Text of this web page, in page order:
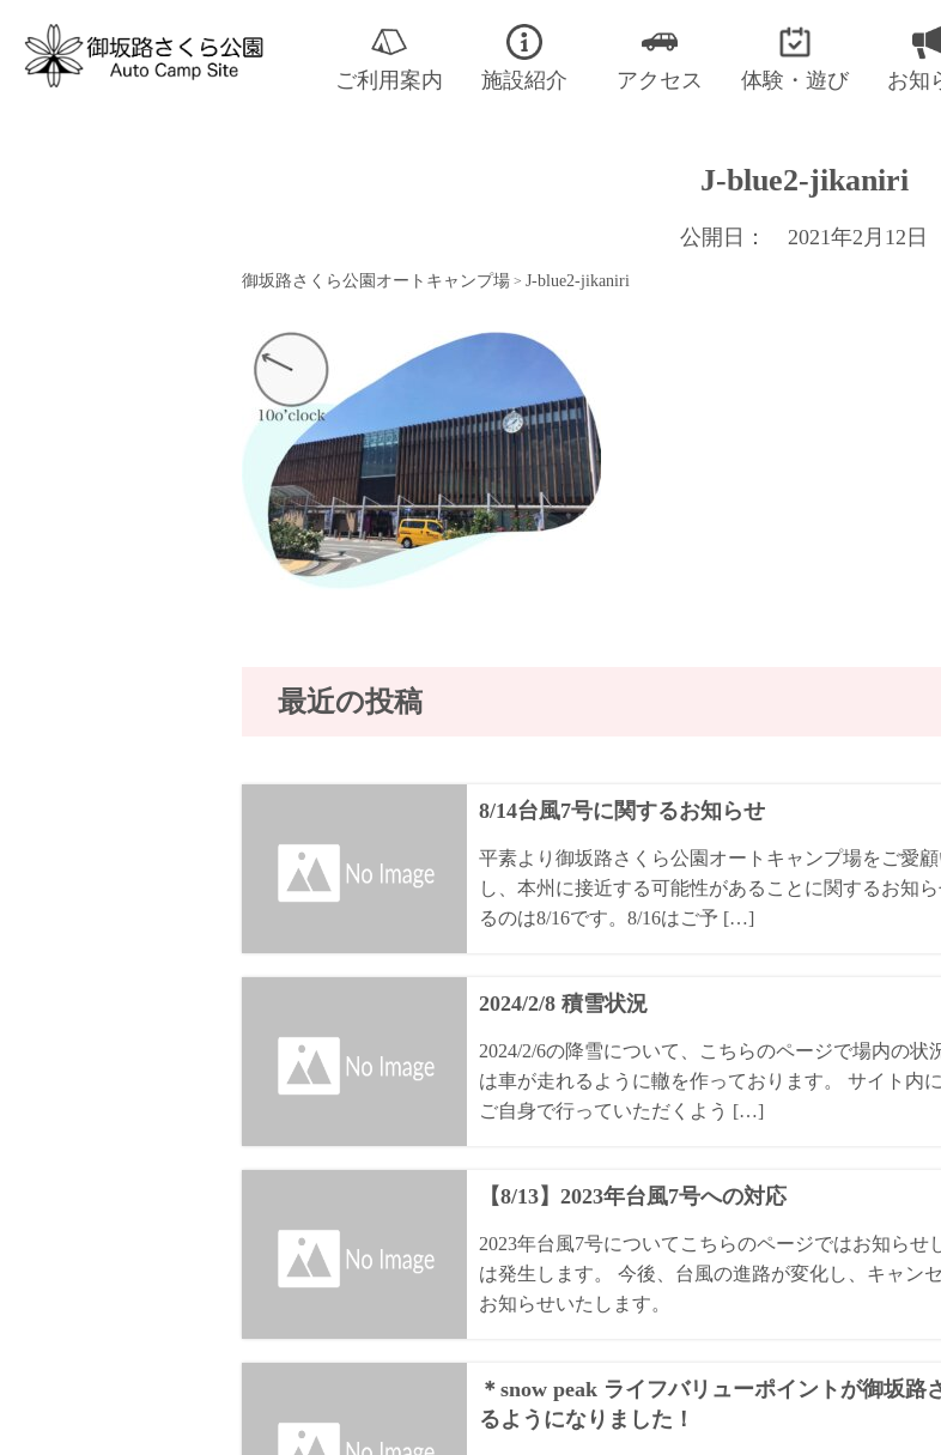
ご利用案内 施設紹介 アクセス 体験・遊び お知
J-blue2-jikaniri
公開日： 2021年2月12日
御坂路さくら公園オートキャンプ場> J-blue2-jikaniri
最近の投稿
8/14台風7号に関するお知らせ
平素より御坂路さくら公園オートキャンプ場をご愛
し、本州に接近する可能性があることに関するお知
るのは8/16です。8/16はご予 […]
2024/2/8 積雪状況
2024/2/6の降雪について、こちらのページで場内の
は車が走れるように轍を作っております。 サイト内
ご自身で行っていただくよう […]
【8/13】2023年台風7号への対応
2023年台風7号についてこちらのページではお知ら
は発生します。 今後、台風の進路が変化し、キャン
お知らせいたします。
＊snow peak ライフバリューポイントが御坂
るようになりました！